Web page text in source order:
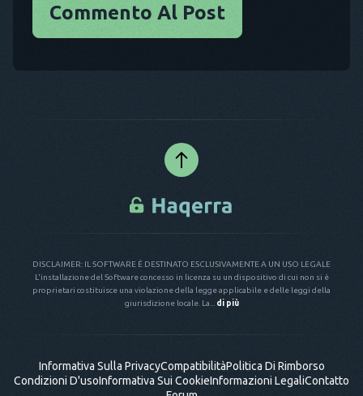
Commento Al Post
DISCLAIMER: IL SOFTWARE È DESTINATO ESCLUSIVAMENTE A UN USO LEGALE
L'installazione del Software concesso in licenza su un dispositivo di cui non si è
proprietari costituisce una violazione della legge applicabile e delle leggi della
giurisdizione locale. La...
di più
Informativa Sulla PrivacyCompatibilitàPolitica Di Rimborso
Condizioni D'usoInformativa Sui CookieInformazioni LegaliContatto